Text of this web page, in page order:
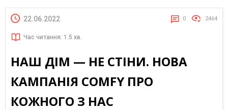
22.06.2022 0 2464
Час читання: 1.5 хв.
НАШ ДІМ — НЕ СТІНИ. НОВА
КАМПАНІЯ COMFY ПРО
КОЖНОГО З НАС